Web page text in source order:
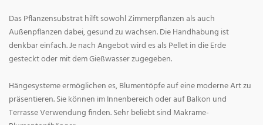
Das Pflanzensubstrat hilft sowohl Zimmerpflanzen als auch
Außenpflanzen dabei, gesund zu wachsen. Die Handhabung ist
denkbar einfach. Je nach Angebot wird es als Pellet in die Erde
gesteckt oder mit dem Gießwasser zugegeben.
Hängesysteme ermöglichen es, Blumentöpfe auf eine moderne Art zu
präsentieren. Sie können im Innenbereich oder auf Balkon und
Terrasse Verwendung finden. Sehr beliebt sind Makrame-